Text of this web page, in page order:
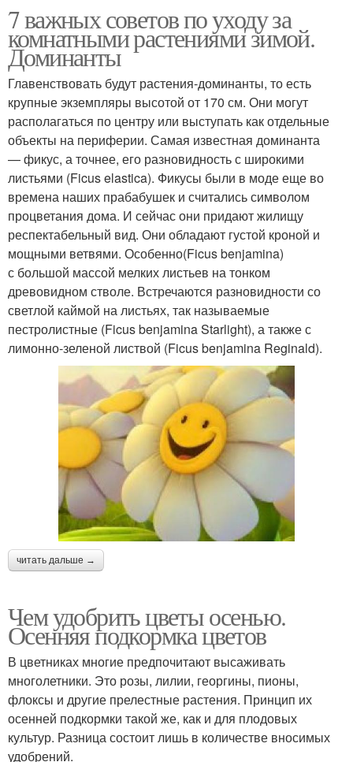
7 важных советов по уходу за
комнатными растениями зимой.
Доминанты
Главенствовать будут растения-доминанты, то есть
крупные экземпляры высотой от 170 см. Они могут
располагаться по центру или выступать как отдельные
объекты на периферии. Самая известная доминанта
— фикус, а точнее, его разновидность с широкими
листьями (Ficus elastica). Фикусы были в моде еще во
времена наших прабабушек и считались символом
процветания дома. И сейчас они придают жилищу
респектабельный вид. Они обладают густой кроной и
мощными ветвями. Особенно(Ficus benjamina)
с большой массой мелких листьев на тонком
древовидном стволе. Встречаются разновидности со
светлой каймой на листьях, так называемые
пестролистные (Ficus benjamina Starlight), а также с
лимонно-зеленой листвой (Ficus benjamina Reginald).
читать дальше →
Чем удобрить цветы осенью.
Осенняя подкормка цветов
В цветниках многие предпочитают высаживать
многолетники. Это розы, лилии, георгины, пионы,
флоксы и другие прелестные растения. Принцип их
осенней подкормки такой же, как и для плодовых
культур. Разница состоит лишь в количестве вносимых
удобрений.